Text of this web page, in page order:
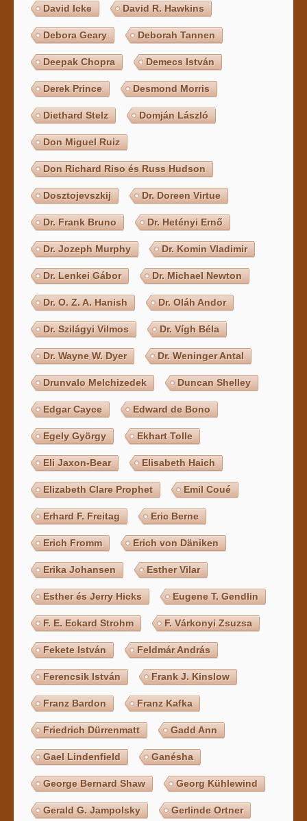
David Icke David R. Hawkins
Debora Geary Deborah Tannen
Deepak Chopra Demecs István
Derek Prince Desmond Morris
Diethard Stelz Domján László
Don Miguel Ruiz
Don Richard Riso és Russ Hudson
Dosztojevszkij Dr. Doreen Virtue
Dr. Frank Bruno Dr. Hetényi Ernő
Dr. Jozeph Murphy Dr. Komin Vladimir
Dr. Lenkei Gábor Dr. Michael Newton
Dr. O. Z. A. Hanish Dr. Oláh Andor
Dr. Szilágyi Vilmos Dr. Vígh Béla
Dr. Wayne W. Dyer Dr. Weninger Antal
Drunvalo Melchizedek Duncan Shelley
Edgar Cayce Edward de Bono
Egely György Ekhart Tolle
Eli Jaxon-Bear Elisabeth Haich
Elizabeth Clare Prophet Emil Coué
Erhard F. Freitag Eric Berne
Erich Fromm Erich von Däniken
Erika Johansen Esther Vilar
Esther és Jerry Hicks Eugene T. Gendlin
F. E. Eckard Strohm F. Várkonyi Zsuzsa
Fekete István Feldmár András
Ferencsik István Frank J. Kinslow
Franz Bardon Franz Kafka
Friedrich Dürrenmatt Gadd Ann
Gael Lindenfield Ganésha
George Bernard Shaw Georg Kühlewind
Gerald G. Jampolsky Gerlinde Ortner